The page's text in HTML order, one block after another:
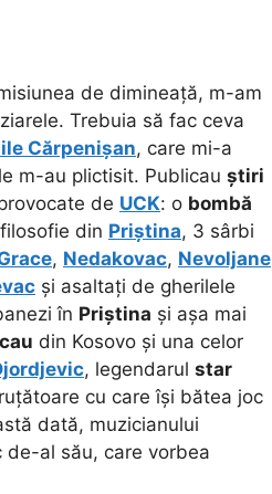
de dimineață, m-am
Trebuia să fac ceva
Cărpenișan, care mi-a
m-au plictisit. Publicau știri
de UCK: o bombă
din Priștina, 3 sârbi
, Nedakovac, Nevoljane
și asaltați de gherilele
în Priștina și așa mai
din Kosovo și una celor
, legendarul star
cu care își bătea joc
dată, muzicianului
de-al său, care vorbea